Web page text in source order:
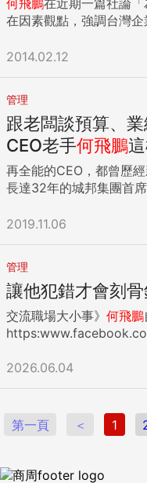
經過政府自民國一○七年
國一二五年破產。這樣的
個改革方案頗有虛晃一招的可能。 我們現在唯
只剩下蔡總統您，期待您
各界的壓力，也擺脫來自
量，真正大刀闊斧，做出讓全
的改革才有感呢？退休
六成；薪資五萬元以上、
保障薪資三萬元左右。 這樣的年金改革，幅度夠大，才能使基
金破產的財務效果延後
另一次改革，所有的不足
一次改革的陣痛，這才是
敬的蔡總統，您既然願意
真正堅持到底：做對的事
遇反抗的事實，改多改少
支持。 而最壞的結果，就是為德不卒、不痛不癢的改革，勞師
小英總統，這是我們對
在因素觀點，強調台灣
2014.02.12
管理
跟老闆談預算、
CEO老手何飛鵬
再全能的CEO，都曾歷
長達32年的城邦集團首
2019.11.06
管理
讓他犯錯才會刻
交流職場大小事》 何飛鵬
2026.06.04
第一頁 ＜ 1